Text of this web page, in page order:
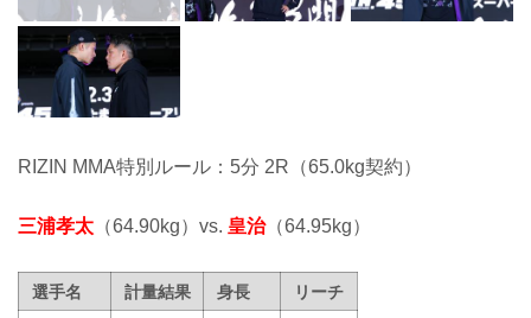
RIZIN MMA特別ルール：5分 2R（65.0kg契約）
三浦孝太 （64.90kg）vs. 皇治（64.95kg）
選手名 計量結果 身長
リーチ